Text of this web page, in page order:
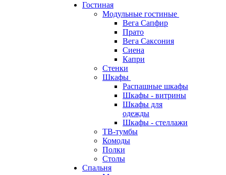
Гостиная
Модульные гостиные
Вега Сапфир
Прато
Вега Саксония
Сиена
Капри
Стенки
Шкафы
Распашные шкафы
Шкафы - витрины
Шкафы для
одежды
Шкафы - стеллажи
ТВ-тумбы
Комоды
Полки
Столы
Спальня